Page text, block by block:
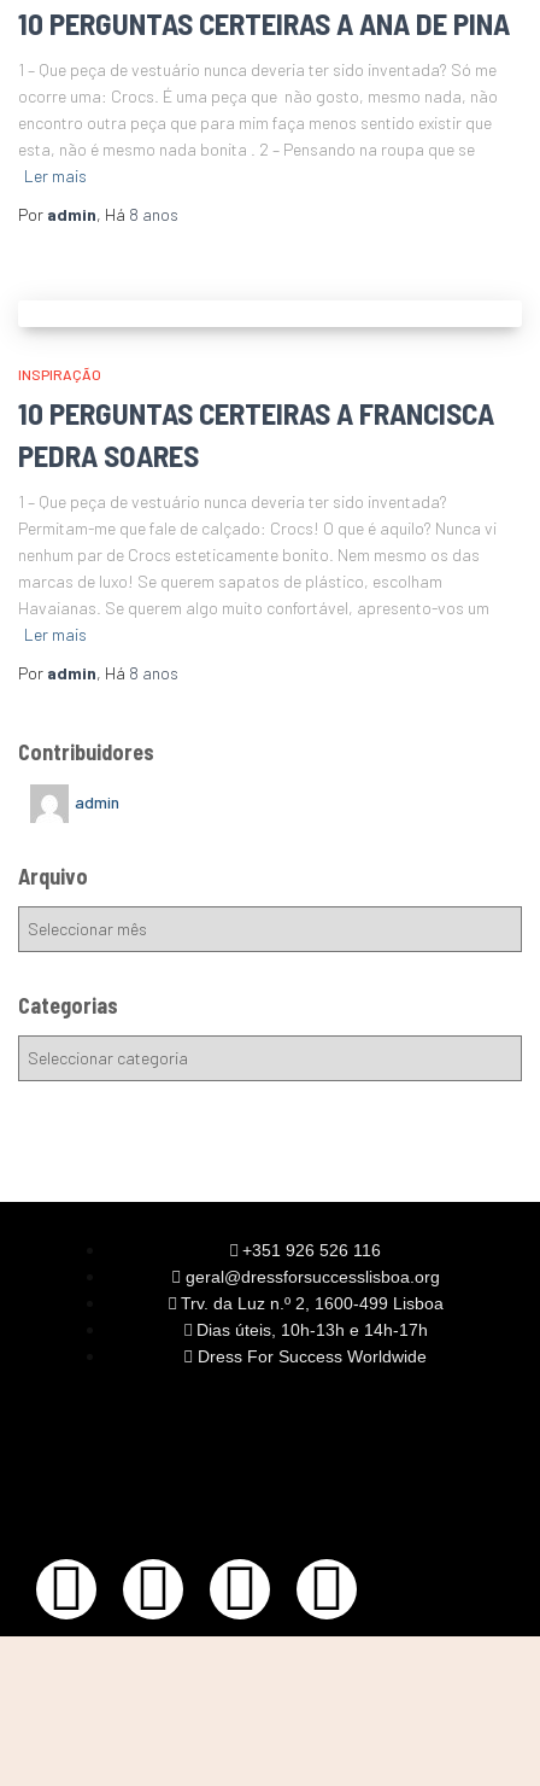
10 PERGUNTAS CERTEIRAS A ANA DE PINA
1 – Que peça de vestuário nunca deveria ter sido inventada? Só me
ocorre uma: Crocs. É uma peça que não gosto, mesmo nada, não
encontro outra peça que para mim faça menos sentido existir que
esta, não é mesmo nada bonita . 2 – Pensando na roupa que se
Ler mais
Por admin, Há 8 anos
INSPIRAÇÃO
10 PERGUNTAS CERTEIRAS A FRANCISCA
PEDRA SOARES
1 – Que peça de vestuário nunca deveria ter sido inventada?
Permitam-me que fale de calçado: Crocs! O que é aquilo? Nunca vi
nenhum par de Crocs esteticamente bonito. Nem mesmo os das
marcas de luxo! Se querem sapatos de plástico, escolham
Havaianas. Se querem algo muito confortável, apresento-vos um
Ler mais
Por admin, Há 8 anos
Contribuidores
admin
Arquivo
Categorias
+351 926 526 116
geral@dressforsuccesslisboa.org
Trv. da Luz n.º 2, 1600-499 Lisboa
Dias úteis, 10h-13h e 14h-17h
Dress For Success Worldwide